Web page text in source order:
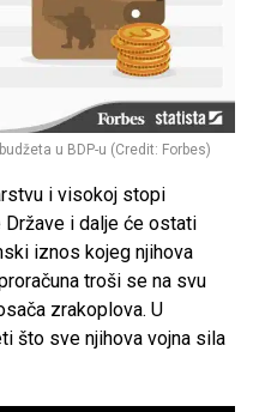
u BDP-u (Credit: Forbes)
i visokoj stopi
Države i dalje će ostati
iznos kojeg njihova
troši se na svu
zrakoplova. U
što sve njihova vojna sila